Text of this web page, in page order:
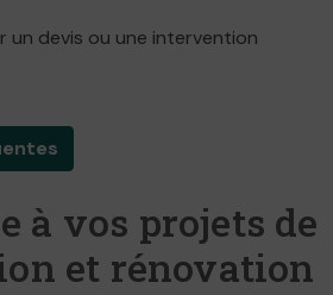
un devis ou une intervention
à vos projets de
et rénovation